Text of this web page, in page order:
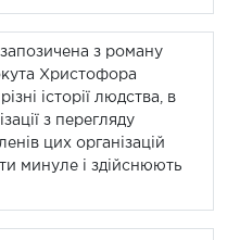
з роману
Христофора
історії людства, в
з перегляду
цих організацій
минуле і здійснюють